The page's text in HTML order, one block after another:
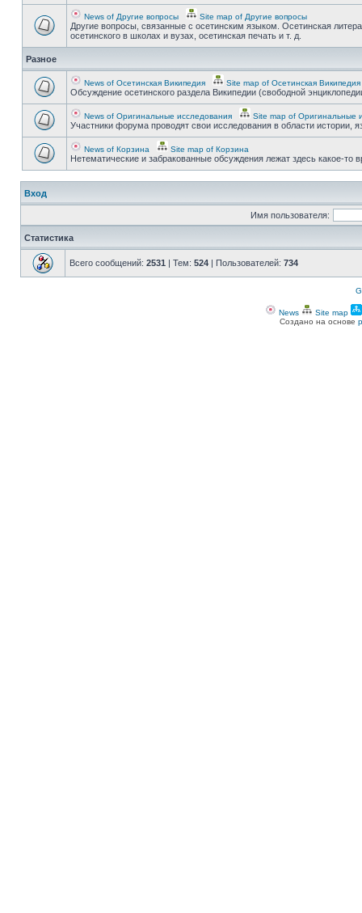
News of Другие вопросы Site map of Другие вопросы
Другие вопросы, связанные с осетинским языком. Осетинская
осетинского в школах и вузах, осетинская печать и т. д.
Разное
News of Осетинская Википедия Site map of Осетинская Википедия
Обсуждение осетинского раздела Википедии (свободной
News of Оригинальные исследования Site map of Оригинальные
Участники форума проводят свои исследования в области истории,
News of Корзина Site map of Корзина
Нетематические и забракованные обсуждения лежат здесь какое-то
Вход
Имя пользователя:
Статистика
Всего сообщений: 2531 | Тем: 524 | Пользователей: 734
News Site map
Создано на основе